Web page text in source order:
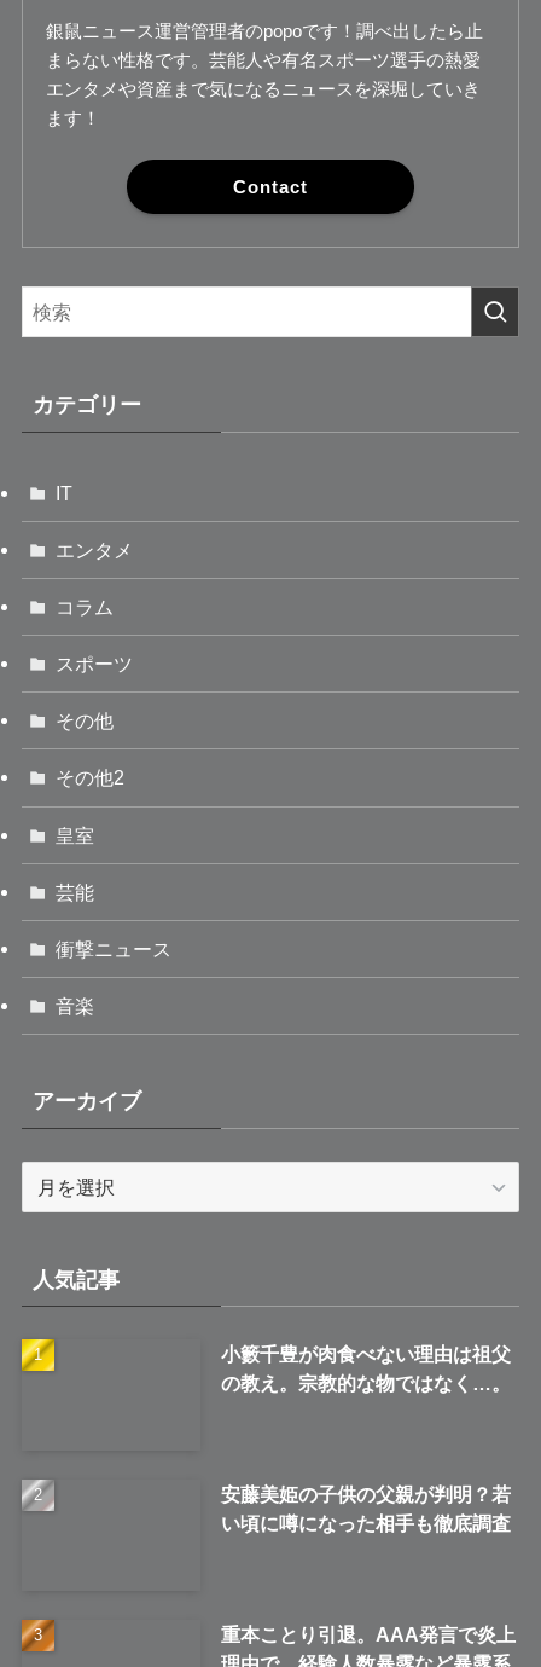
銀鼠ニュース運営管理者のpopoです！調べ出したら止
まらない性格です。芸能人や有名スポーツ選手の熱愛
エンタメや資産まで気になるニュースを深堀していき
ます！
Contact
カテゴリー
IT
エンタメ
コラム
スポーツ
その他
その他2
皇室
芸能
衝撃ニュース
音楽
アーカイブ
ブ
人気記事
小籔千豊が肉食べない理由は祖父
の教え。宗教的な物ではなく…。
安藤美姫の子供の父親が判明？若
い頃に噂になった相手も徹底調査
重本ことり引退。AAA発言で炎上